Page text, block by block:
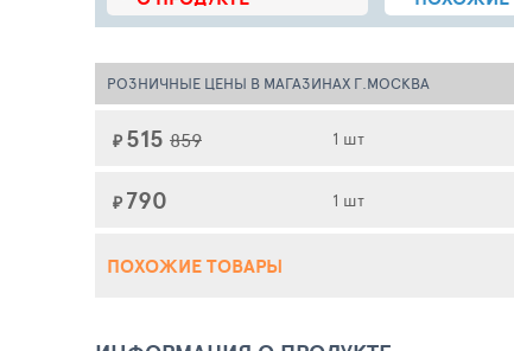
РОЗНИЧНЫЕ ЦЕНЫ В МАГАЗИНАХ Г.МОСКВА
₽ 515 859 1 шт
₽ 790 1 шт
ПОХОЖИЕ ТОВАРЫ